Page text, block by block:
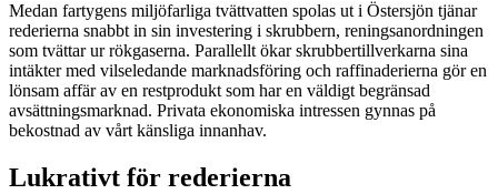
Medan fartygens miljöfarliga tvättvatten spolas ut i Östersjön tjänar
rederierna snabbt in sin investering i skrubbern, reningsanordningen
som tvättar ur rökgaserna. Parallellt ökar skrubbertillverkarna sina
intäkter med vilseledande marknadsföring och raffinaderierna gör en
lönsam affär av en restprodukt som har en väldigt begränsad
avsättningsmarknad. Privata ekonomiska intressen gynnas på
bekostnad av vårt känsliga innanhav.
Lukrativt för rederierna